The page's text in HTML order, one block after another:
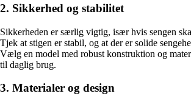
2. Sikkerhed og stabilitet
Sikkerheden er særlig vigtig, især hvis sengen
Tjek at stigen er stabil, og at der er solide
Vælg en model med robust konstruktion og
til daglig brug.
3. Materialer og design